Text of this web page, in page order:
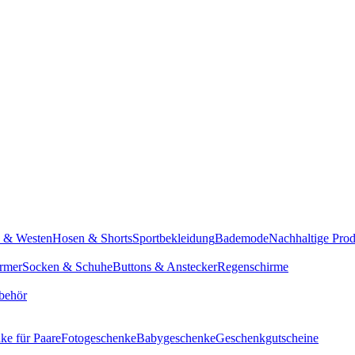
& WestenHosen & ShortsSportbekleidungBademodeNachhaltige
Socken & SchuheButtons & AnsteckerRegenschirme
für PaareFotogeschenkeBabygeschenkeGeschenkgutscheine